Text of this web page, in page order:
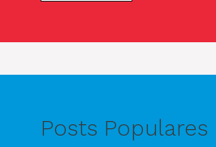
Posts Populares